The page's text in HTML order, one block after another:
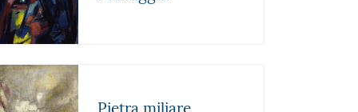
Pietra miliare